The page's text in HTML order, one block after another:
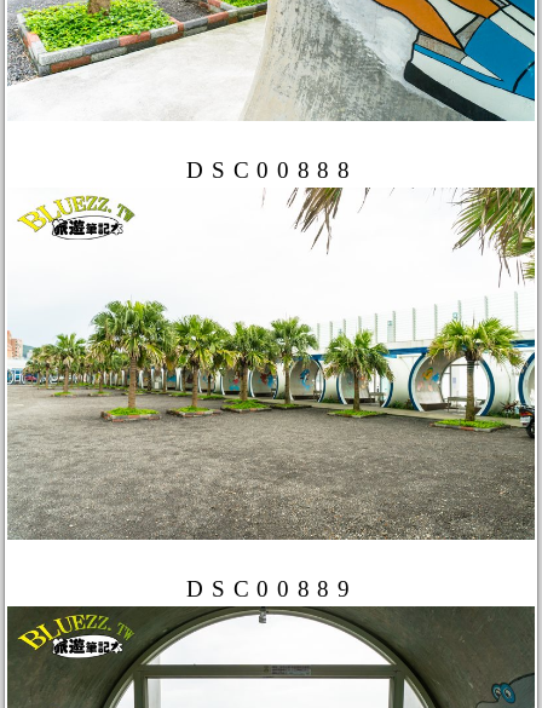
DSC00888
DSC00889